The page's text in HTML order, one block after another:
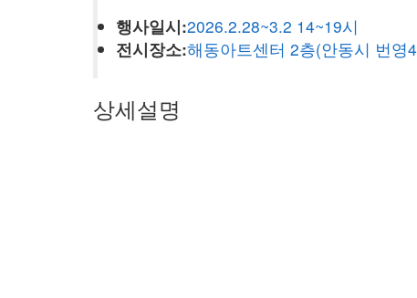
행사일시:2026.2.28~3.2 14~19시
전시장소:해동아트센터 2층(안동시 번영
상세설명